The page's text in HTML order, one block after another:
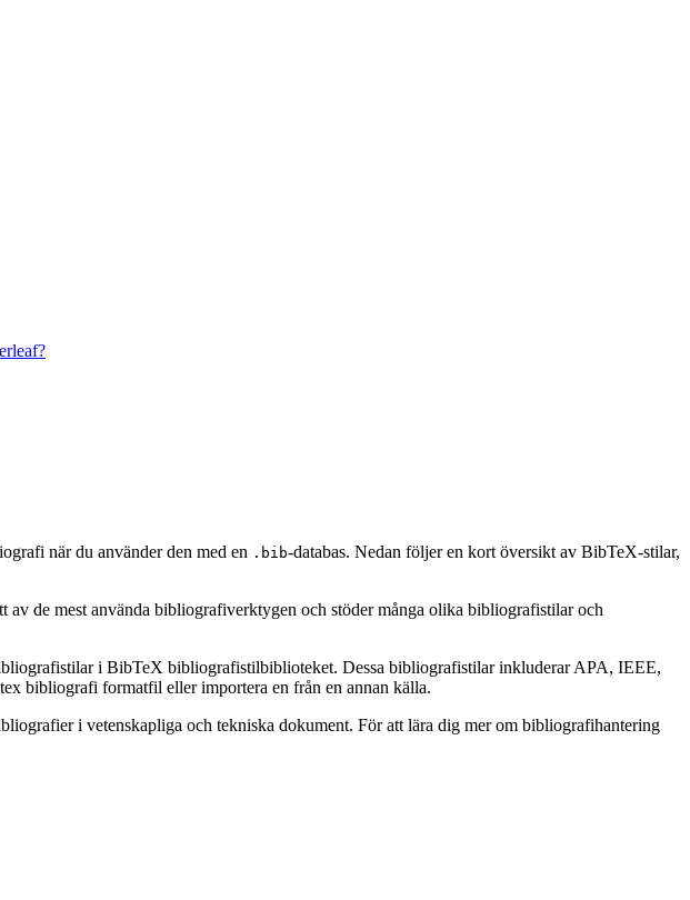
när du använder den med en .bib-databas. Nedan följer en kort översikt av BibTeX-stilar,
de mest använda bibliografiverktygen och stöder många olika bibliografistilar och
i BibTeX bibliografistilbiblioteket. Dessa bibliografistilar inkluderar APA, IEEE,
bibliografi formatfil eller importera en från en annan källa.
i vetenskapliga och tekniska dokument. För att lära dig mer om bibliografihantering